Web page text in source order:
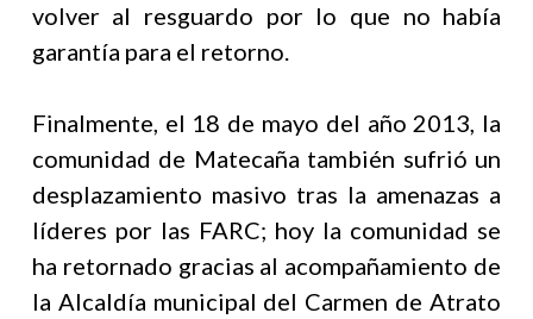
volver al resguardo por lo que no había
garantía para el retorno.
Finalmente, el 18 de mayo del año 2013, la
comunidad de Matecaña también sufrió un
desplazamiento masivo tras la amenazas a
líderes por las FARC; hoy la comunidad se
ha retornado gracias al acompañamiento de
la Alcaldía municipal del Carmen de Atrato